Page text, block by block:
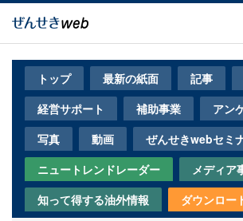
メ
トップ 最新の紙面 記事
経営サポート
補助事業
アン
写真
動画
ぜんせきwebセミ
ニュートレンドレーダー
メディア
知って得する油外情報
ダウンロー